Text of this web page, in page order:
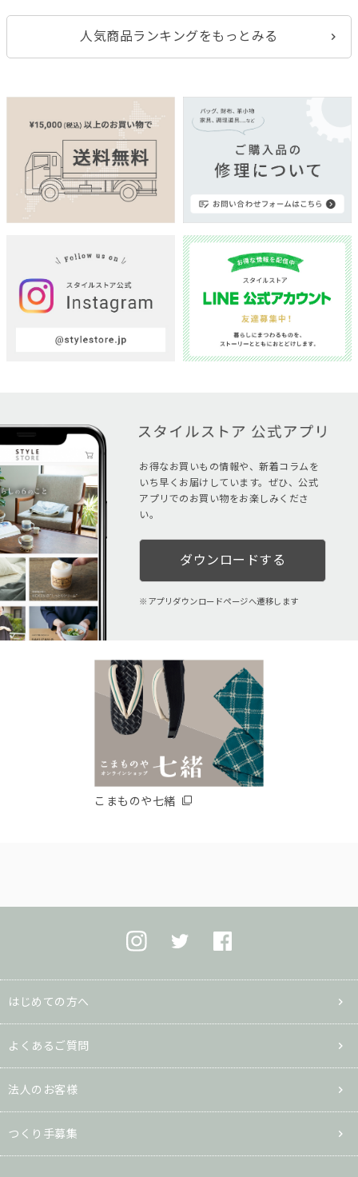
人気商品ランキングをもっとみる
お得なお買いもの情報や、新着コラムを
いち早くお届けしています。ぜひ、公式
アプリでのお買い物をお楽しみくださ
い。
ダウンロードする
アプリダウンロードページへ遷移します
こまものや七緒
はじめての方へ
よくあるご質問
法人のお客様
つくり手募集